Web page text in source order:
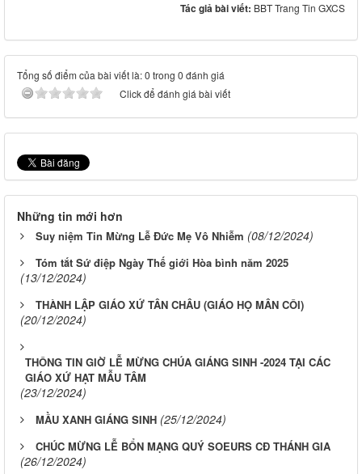
Tác giả bài viết: BBT Trang Tin GXCS
Tổng số điểm của bài viết là: 0 trong 0 đánh giá
Click để đánh giá bài viết
Những tin mới hơn
Suy niệm Tin Mừng Lễ Đức Mẹ Vô Nhiễm (08/12/2024)
Tóm tắt Sứ điệp Ngày Thế giới Hòa bình năm 2025
(13/12/2024)
THÀNH LẬP GIÁO XỨ TÂN CHÂU (GIÁO HỌ MÂN CÔI)
(20/12/2024)
THÔNG TIN GIỜ LỄ MỪNG CHÚA GIÁNG SINH -2024 TẠI CÁC
GIÁO XỨ HẠT MẪU TÂM
(23/12/2024)
MẦU XANH GIÁNG SINH (25/12/2024)
CHÚC MỪNG LỄ BỔN MẠNG QUÝ SOEURS CĐ THÁNH GIA
(26/12/2024)